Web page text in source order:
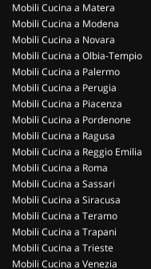
Mobili Cucina a Matera
Mobili Cucina a Modena
Mobili Cucina a Novara
Mobili Cucina a Olbia-Tempio
Mobili Cucina a Palermo
Mobili Cucina a Perugia
Mobili Cucina a Piacenza
Mobili Cucina a Pordenone
Mobili Cucina a Ragusa
Mobili Cucina a Reggio Emilia
Mobili Cucina a Roma
Mobili Cucina a Sassari
Mobili Cucina a Siracusa
Mobili Cucina a Teramo
Mobili Cucina a Trapani
Mobili Cucina a Trieste
Mobili Cucina a Venezia